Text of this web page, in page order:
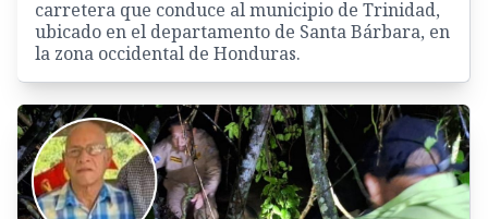
carretera que conduce al municipio de Trinidad,
ubicado en el departamento de Santa Bárbara, en
la zona occidental de Honduras.